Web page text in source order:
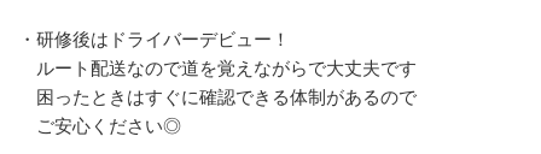
・研修後はドライバーデビュー！
ルート配送なので道を覚えながらで大丈夫です
困ったときはすぐに確認できる体制があるので
ご安心ください◎